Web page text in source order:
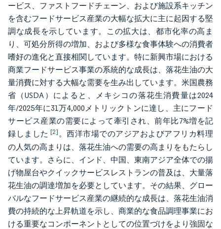
ービス、ファストフードチェーン、および施設系キッチン
を含むフードサービス産業の大幅な拡大に主に起因する堅
調な成長を示しています。この拡大は、都市化率の高ま
り、可処分所得の増加、および多様な食事体験への消費者
嗜好の進化と直接相関しています。特に新興市場における
商業フードサービス事業の系統的な成長は、落花生油の大
量消費に対する大幅な需要を生み出しています。米国農務
省（USDA）によると、メキシコの落花生消費量は2024
年/2025年に31万4,000メトリックトンに達し、主にフード
サービス産業の需要によって牽引され、前年比7%増を記
録しました[2]。西洋市場でのアジアおよびアフリカ料理
の人気の高まりは、落花生油への需要の高まりをもたらし
ています。さらに、インド、中国、東南アジア全体での揚
げ物屋台やクイックサービスレストランの普及は、大量落
花生油の調達増加を必要としています。その結果、グロー
バルなフードサービス産業の継続的な成長は、落花生油消
費の持続的な上昇軌道を示し、商業的な食品調理事業にお
ける重要なコンポーネントとしての位置づけをより強固な